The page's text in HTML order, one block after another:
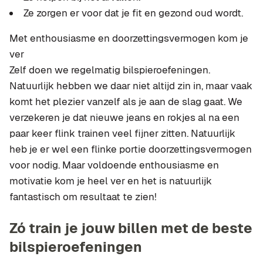
Ze zorgen er voor dat je fit en gezond oud wordt.
Met enthousiasme en doorzettingsvermogen kom je
ver
Zelf doen we regelmatig bilspieroefeningen.
Natuurlijk hebben we daar niet altijd zin in, maar vaak
komt het plezier vanzelf als je aan de slag gaat. We
verzekeren je dat nieuwe jeans en rokjes al na een
paar keer flink trainen veel fijner zitten. Natuurlijk
heb je er wel een flinke portie doorzettingsvermogen
voor nodig. Maar voldoende enthousiasme en
motivatie kom je heel ver en het is natuurlijk
fantastisch om resultaat te zien!
Zó train je jouw billen met de beste
bilspieroefeningen